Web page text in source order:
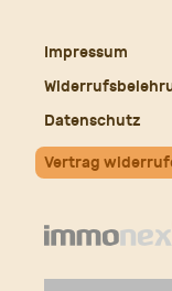
Impressum
Datenschutz
Vertrag